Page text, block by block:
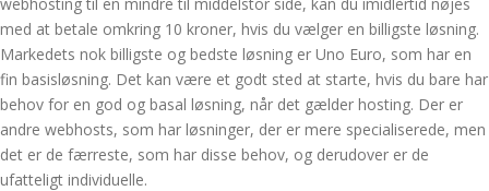
med at betale omkring 10 kroner, hvis du vælger en billigste løsning.
Markedets nok billigste og bedste løsning er Uno Euro, som har en
fin basisløsning. Det kan være et godt sted at starte, hvis du bare har
behov for en god og basal løsning, når det gælder hosting. Der er
andre webhosts, som har løsninger, der er mere specialiserede, men
det er de færreste, som har disse behov, og derudover er de
ufatteligt individuelle.